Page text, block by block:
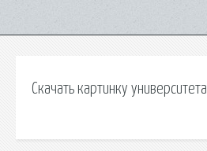
Скачать картинку университета